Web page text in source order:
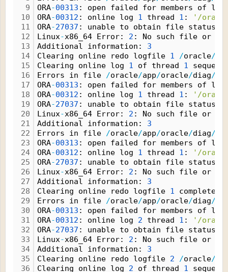
9
10
11
12
13
14
15
16
17
18
19
20
21
22
23
24
25
26
27
28
29
30
31
32
33
34
35
36
ORA-00313 : open failed for members of
ORA-00312 : online log 1 thread 1 :
'/
ORA-27037 : unable to obtain file status
Linux-x86_64 Error: 2 : No such file or
Additional information: 3
Clearing online redo logfile 1 /oracle/
Clearing online log 1 of thread 1
Errors in file /oracle/app/oracle/diag/
ORA-00313 : open failed for members of
ORA-00312 : online log 1 thread 1 :
'/
ORA-27037 : unable to obtain file status
Linux-x86_64 Error: 2 : No such file or
Additional information: 3
Errors in file /oracle/app/oracle/diag/
ORA-00313 : open failed for members of
ORA-00312 : online log 1 thread 1 :
'/
ORA-27037 : unable to obtain file status
Linux-x86_64 Error: 2 : No such file or
Additional information: 3
Clearing online redo logfile 1 complete
Errors in file /oracle/app/oracle/diag/
ORA-00313 : open failed for members of
ORA-00312 : online log 2 thread 1 :
'/
ORA-27037 : unable to obtain file status
Linux-x86_64 Error: 2 : No such file or
Additional information: 3
Clearing online redo logfile 2 /oracle/
Clearing online log 2 of thread 1